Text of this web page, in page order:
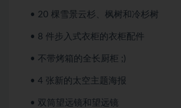
• 20 棵雪景云杉、枫树和冷杉树
• 8 件步入式衣柜的衣柜配件
• 不带烤箱的全长厨柜 ;)
• 4 张新的太空主题海报
• 双筒望远镜和望远镜